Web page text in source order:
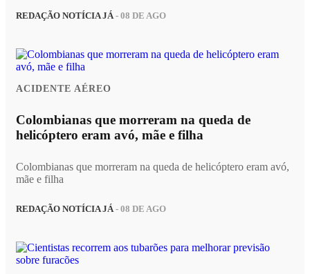
REDAÇÃO NOTÍCIA JÁ- 08 DE AGO
ACIDENTE AÉREO
Colombianas que morreram na queda de
helicóptero eram avó, mãe e filha
Colombianas que morreram na queda de helicóptero eram avó,
mãe e filha
REDAÇÃO NOTÍCIA JÁ- 08 DE AGO